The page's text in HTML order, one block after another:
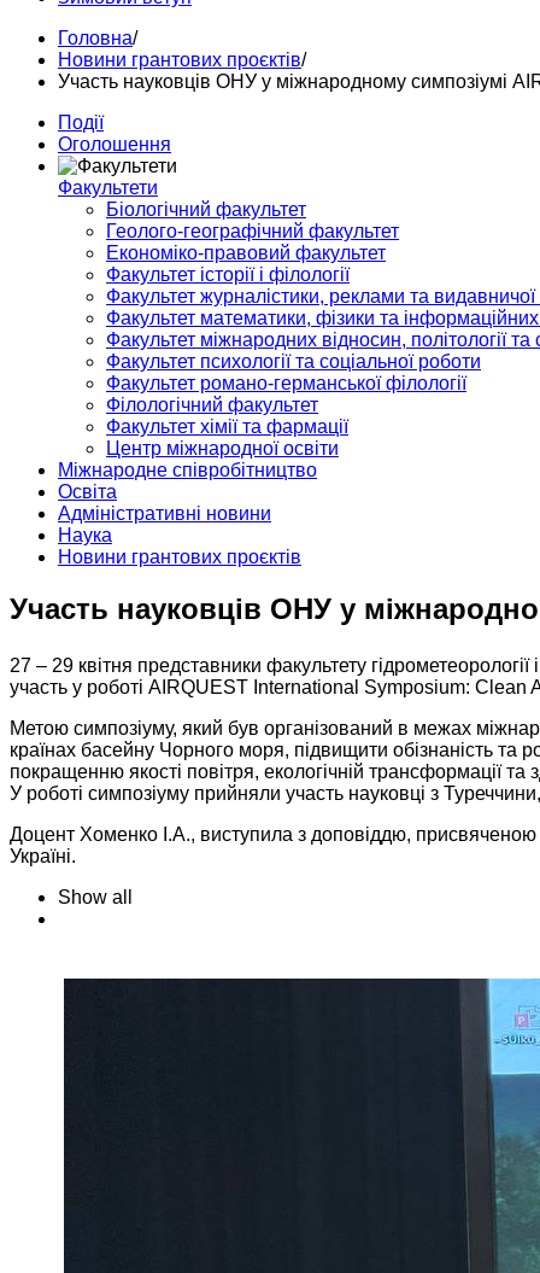
Головна/
Новини грантових проєктів/
Участь науковців ОНУ у міжнародному симпозіумі
Події
Оголошення
Факультети
Біологічний факультет
Геолого-географічний факультет
Економіко-правовий факультет
Факультет історії і філології
Факультет журналістики, реклами та
Факультет математики, фізики та інформаційних
Факультет міжнародних відносин, політології та
Факультет психології та соціальної роботи
Факультет романо-германської філології
Філологічний факультет
Факультет хімії та фармації
Центр міжнародної освіти
Міжнародне співробітництво
Освіта
Адміністративні новини
Наука
Новини грантових проєктів
Участь науковців ОНУ у
27 – 29 квітня представники факультету
участь у роботі AIRQUEST International Symposium:
Метою симпозіуму, який був організований в межах
країнах басейну Чорного моря, підвищити обізнаність та
покращенню якості повітря, екологічній трансформації
У роботі симпозіуму прийняли участь науковці з Туреччини,
Доцент Хоменко І.А., виступила з доповіддю, присвяченою
Україні.
Show all